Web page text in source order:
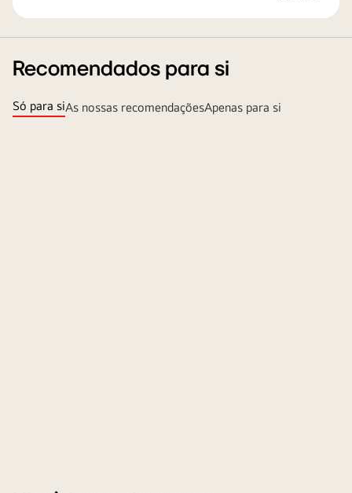
Recomendados para si
Só para siAs nossas recomendaçõesApenas para si